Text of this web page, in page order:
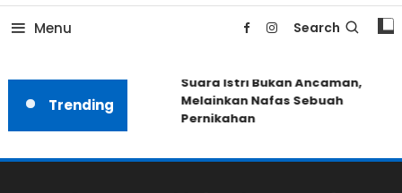
Menu Search
Trending
Suara Istri Bukan Ancaman,
Melainkan Nafas Sebuah
Pernikahan